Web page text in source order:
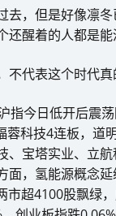
去，但是好像凛
醒着的人都是能
代表这个时代
指今日低开后震
蓉科技4连板，道
、宝塔实业、立
面，氢能源概念
市超4100股飘绿